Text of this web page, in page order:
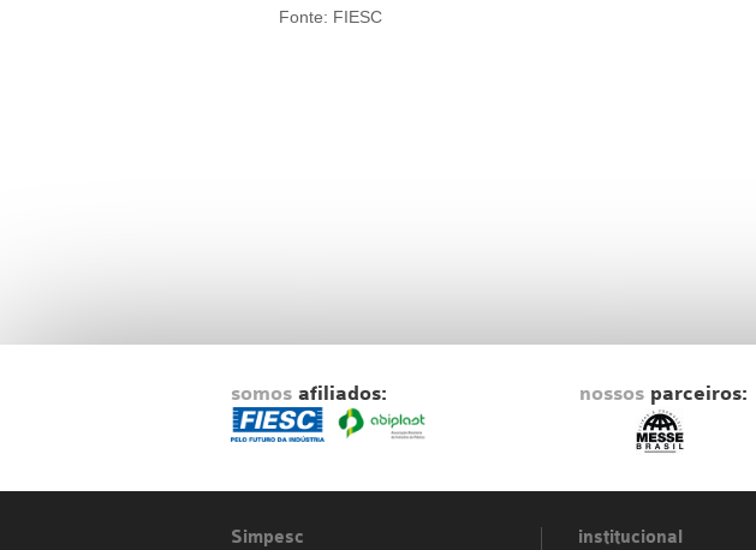
Fonte: FIESC
somos afiliados: nossos parceiros:
Simpesc institucional